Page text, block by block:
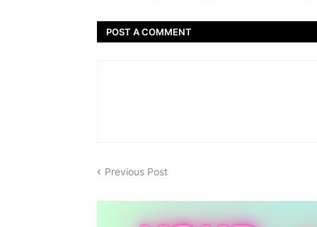
POST A COMMENT
Previous Post